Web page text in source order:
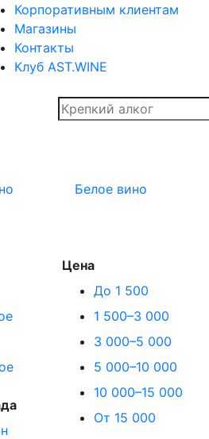
Корпоративным клиентам
Магазины
Контакты
Клуб AST.WINE
Белое вино
Цена
До 1 500
1 500–3 000
3 000–5 000
5 000–10 000
10 000–15 000
От 15 000